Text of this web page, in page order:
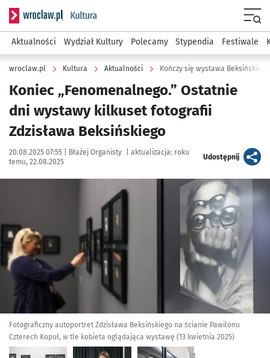
Serwis informacyjny wroclaw.pl podserwis: Kultura
Aktualności Wydział Kultury Polecamy Stypendia Festiwale
wroclaw.pl Kultura Aktualności Kończy się wystawa
Koniec „Fenomenalnego.” Ostatnie
dni wystawy kilkuset fotografii
Zdzisława Beksińskiego
Data publikacji:
20.08.2025 07:55 | Autor:
Błażej Organisty aktualizacja: roku
temu, 22.08.2025
Udostępnijartykuł
Fotograficzny autoportret Zdzisława Beksińskiego na ścianie Pawilonu
Czterech Kopuł, w tle kobieta oglądająca wystawę (13 kwietnia 2025)